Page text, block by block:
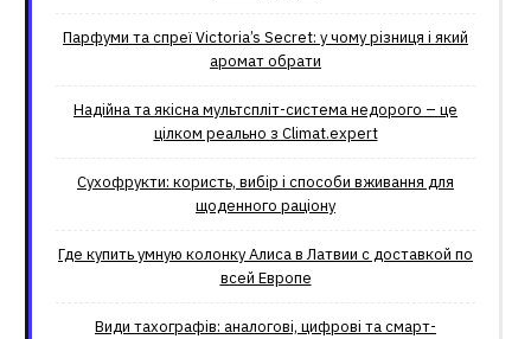
Парфуми та спреї Victoria’s Secret: у чому різниця і який
аромат обрати
Надійна та якісна мультспліт-система недорого – це
цілком реально з Climat.еxpert
Сухофрукти: користь, вибір і способи вживання для
щоденного раціону
Где купить умную колонку Алиса в Латвии с доставкой по
всей Европе
Види тахографів: аналогові, цифрові та смарт-